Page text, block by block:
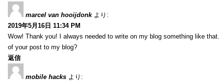
marcel van hooijdonk より:
2019年5月16日 11:34 PM
Wow! Thank you! I always needed to write on my blog something like
of your post to my blog?
返信
mobile hacks より: